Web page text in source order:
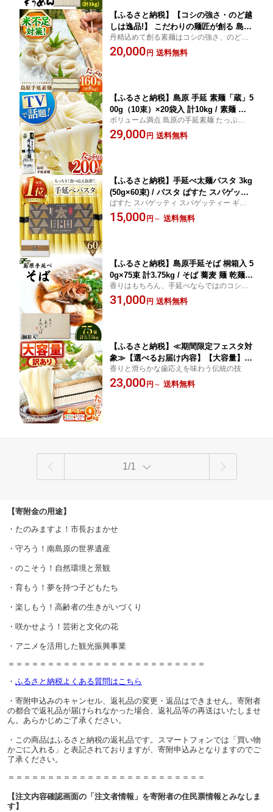
【ふるさと納税】【コシの強さ・のど越
しは逸品!】 こだわりの麺匠が創る 島原
手延 素麺 8kg（50g×160束）/ そうめん
島原そうめん 手延べ 麺 素麺 / 南島原市
丹精込めて創る素麺はコシの強さ、のど越
し共に最高です！
20,000 円 送料無料
【ふるさと納税】島原 手延 素麺「蔵」5
00g（10束）×20袋入 計10kg / 素麺 そ
うめん 熟成 自然乾燥 / 南島原市 / 川崎
[SBI006]
ボリューム満点 島原の手延素麺 たっぷり10
Kg入ってます
29,000 円 送料無料
【ふるさと納税】手延べ太麺パスタ 3kg
(50g×60束) / パスタ ぱすた スパゲッテ
ィ 麺 乾麺 長期保存 災害対策 物価高応
援 / 南島原市 / 池田製麺工房 [SDA074]
ぱすた スパゲッティ スパゲッティー ギフ
ト 贈答 長期保存 災害対策 物価高応援
15,000 円 ～ 送料無料
【ふるさと納税】島原手延そば 桐箱入 5
0g×75束 計3.75kg / そば 蕎麦 麺 乾麺
ギフト 贈答 / 南島原市 / 吉岡製麺工場
[SDG008]
香りはもちろん、手延べならではのコシと
喉越し
31,000 円 送料無料
【ふるさと納税】≪期間限定フェスタ対
象≫【選べるお届け内容】【大容量】訳
あり 簡易包装 そうめん うどん そば 9k
g 180束 / わけあり そうめん 島原そうめ
香りと滑らかな歯応えを味わう伝統の技
23,000 円 ～ 送料無料
1/1
【寄附金の用途】
・たのみますよ！市長おまかせ
・守ろう！南島原の世界遺産
・のこそう！自然環境と景観
・育もう！夢を持つ子どもたち
・楽しもう！高齢者の生きがいづくり
・咲かせよう！芸術と文化の花
・アニメを活用した観光振興事業
＝＝＝＝＝＝＝＝＝＝＝＝＝＝＝＝＝＝＝＝＝＝＝＝＝
・ ふるさと納税よくある質問はこちら
・寄附申込みのキャンセル、返礼品の変更・返品はできません。寄附者
の都合で返礼品が届けられなかった場合、返礼品等の再送はいたしませ
ん。あらかじめご了承ください。
・この商品はふるさと納税の返礼品です。スマートフォンでは「買い物
かごに入れる」と表記されておりますが、寄附申込みとなりますのでご
了承ください。
＝＝＝＝＝＝＝＝＝＝＝＝＝＝＝＝＝＝＝＝＝＝＝＝＝
【注文内容確認画面の「注文者情報」を寄附者の住民票情報とみなしま
す】